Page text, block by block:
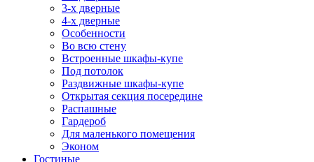
3-х дверные
4-х дверные
Особенности
Во всю стену
Встроенные шкафы-купе
Под потолок
Раздвижные шкафы-купе
Открытая секция посередине
Распашные
Гардероб
Для маленького помещения
Эконом
Гостиные